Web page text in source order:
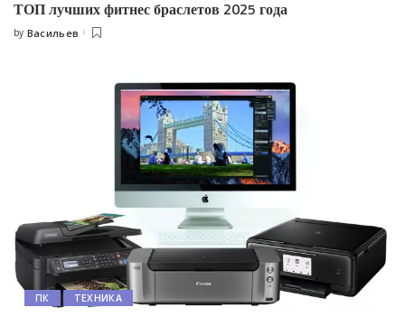
ТОП лучших фитнес браслетов 2025 года
Posted
by Васильев
ПК ТЕХНИКА